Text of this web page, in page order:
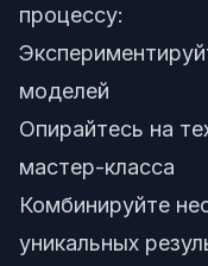
процессу:
моделей
Опирайтесь на
мастер-класса
Комбинируйте
уникальных